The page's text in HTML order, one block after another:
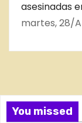
asesinadas
martes, 28/
You missed